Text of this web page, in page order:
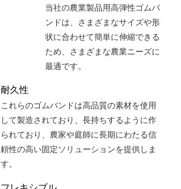
当社の農業製品用高弾性ゴムバ
ンドは、さまざまなサイズや形
状に合わせて簡単に伸縮できる
ため、さまざまな農業ニーズに
最適です。
耐久性
これらのゴムバンドは高品質の素材を使用
して製造されており、長持ちするように作
られており、農家や庭師に長期にわたる信
頼性の高い固定ソリューションを提供しま
す。